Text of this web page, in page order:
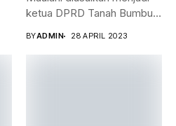
ketua DPRD Tanah Bumbu,
BYADMIN 28 APRIL 2023